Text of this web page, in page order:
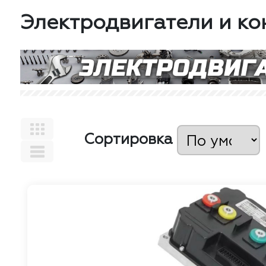
Электродвигатели и
Сортировка